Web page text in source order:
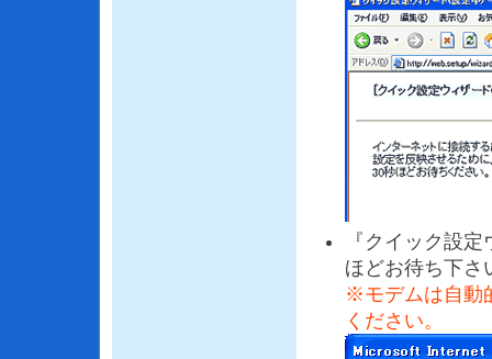
『クイック設
ほどお待ち下さ
※モデムは自動
ください。